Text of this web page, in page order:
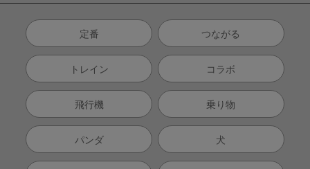
定番 つながる
トレイン コラボ
飛行機 乗り物
パンダ 犬